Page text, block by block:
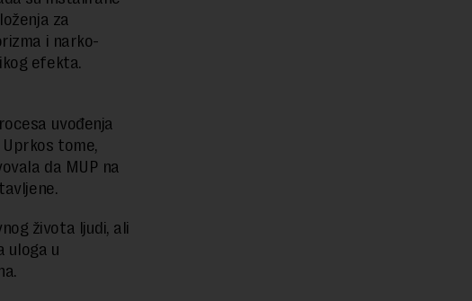
za
i narko-
efekta.
uvođenja
tome,
da MUP na
života ljudi, ali
uloga u